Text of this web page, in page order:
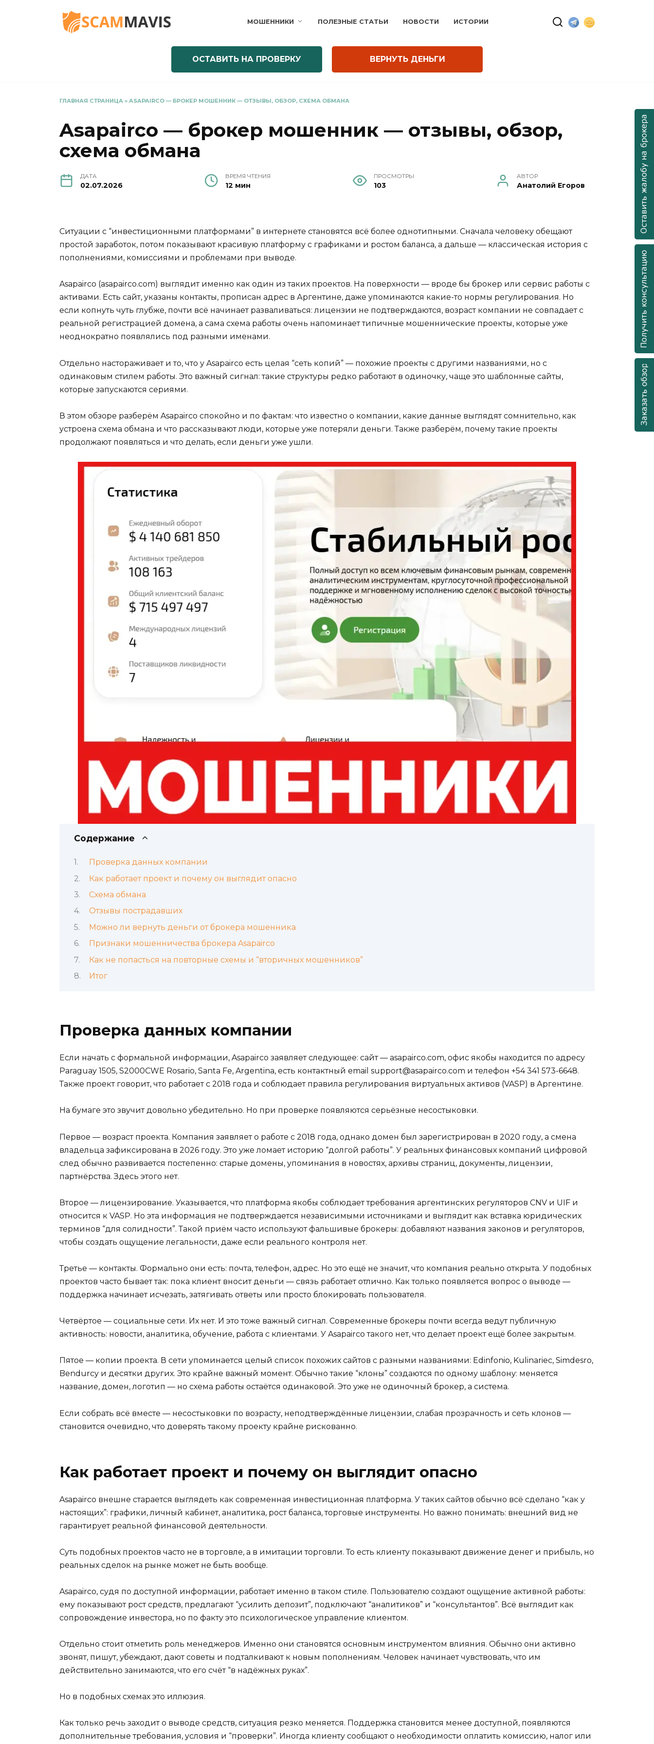
МОШЕННИКИ ПОЛЕЗНЫЕ СТАТЬИ НОВОСТИ ИСТОРИИ
ОСТАВИТЬ НА ПРОВЕРКУ ВЕРНУТЬ ДЕНЬГИ
ГЛАВНАЯ СТРАНИЦА » ASAPAIRCO — БРОКЕР МОШЕННИК — ОТЗЫВЫ, ОБЗОР, СХЕМА ОБМАНА
Asapairco — брокер мошенник — отзывы, обзор,
схема обмана
ДАТА
02.07.2026
ВРЕМЯ ЧТЕНИЯ
12 мин
ПРОСМОТРЫ
103
АВТОР
Анатолий Егоров
Ситуации с “инвестиционными платформами” в интернете становятся всё более однотипными. Сначала человеку обещают
простой заработок, потом показывают красивую платформу с графиками и ростом баланса, а дальше — классическая история с
пополнениями, комиссиями и проблемами при выводе.
Asapairco (asapairco.com) выглядит именно как один из таких проектов. На поверхности — вроде бы брокер или сервис работы с
активами. Есть сайт, указаны контакты, прописан адрес в Аргентине, даже упоминаются какие-то нормы регулирования. Но
если копнуть чуть глубже, почти всё начинает разваливаться: лицензии не подтверждаются, возраст компании не совпадает с
реальной регистрацией домена, а сама схема работы очень напоминает типичные мошеннические проекты, которые уже
неоднократно появлялись под разными именами.
Отдельно настораживает и то, что у Asapairco есть целая “сеть копий” — похожие проекты с другими названиями, но с
одинаковым стилем работы. Это важный сигнал: такие структуры редко работают в одиночку, чаще это шаблонные сайты,
которые запускаются сериями.
В этом обзоре разберём Asapairco спокойно и по фактам: что известно о компании, какие данные выглядят сомнительно, как
устроена схема обмана и что рассказывают люди, которые уже потеряли деньги. Также разберём, почему такие проекты
продолжают появляться и что делать, если деньги уже ушли.
Содержание
Проверка данных компании
Как работает проект и почему он выглядит опасно
Схема обмана
Отзывы пострадавших
Можно ли вернуть деньги от брокера мошенника
Признаки мошенничества брокера Asapairco
Как не попасться на повторные схемы и “вторичных мошенников”
Итог
Проверка данных компании
Если начать с формальной информации, Asapairco заявляет следующее: сайт — asapairco.com, офис якобы находится по адресу
Paraguay 1505, S2000CWE Rosario, Santa Fe, Argentina, есть контактный email support@asapairco.com и телефон +54 341 573-6648.
Также проект говорит, что работает с 2018 года и соблюдает правила регулирования виртуальных активов (VASP) в Аргентине.
На бумаге это звучит довольно убедительно. Но при проверке появляются серьёзные несостыковки.
Первое — возраст проекта. Компания заявляет о работе с 2018 года, однако домен был зарегистрирован в 2020 году, а смена
владельца зафиксирована в 2026 году. Это уже ломает историю “долгой работы”. У реальных финансовых компаний цифровой
след обычно развивается постепенно: старые домены, упоминания в новостях, архивы страниц, документы, лицензии,
партнёрства. Здесь этого нет.
Второе — лицензирование. Указывается, что платформа якобы соблюдает требования аргентинских регуляторов CNV и UIF и
относится к VASP. Но эта информация не подтверждается независимыми источниками и выглядит как вставка юридических
терминов “для солидности”. Такой приём часто используют фальшивые брокеры: добавляют названия законов и регуляторов,
чтобы создать ощущение легальности, даже если реального контроля нет.
Третье — контакты. Формально они есть: почта, телефон, адрес. Но это ещё не значит, что компания реально открыта. У подобных
проектов часто бывает так: пока клиент вносит деньги — связь работает отлично. Как только появляется вопрос о выводе —
поддержка начинает исчезать, затягивать ответы или просто блокировать пользователя.
Четвёртое — социальные сети. Их нет. И это тоже важный сигнал. Современные брокеры почти всегда ведут публичную
активность: новости, аналитика, обучение, работа с клиентами. У Asapairco такого нет, что делает проект ещё более закрытым.
Пятое — копии проекта. В сети упоминается целый список похожих сайтов с разными названиями: Edinfonio, Kulinariec, Simdesro,
Bendurcy и десятки других. Это крайне важный момент. Обычно такие “клоны” создаются по одному шаблону: меняется
название, домен, логотип — но схема работы остаётся одинаковой. Это уже не одиночный брокер, а система.
Если собрать всё вместе — несостыковки по возрасту, неподтверждённые лицензии, слабая прозрачность и сеть клонов —
становится очевидно, что доверять такому проекту крайне рискованно.
Как работает проект и почему он выглядит опасно
Asapairco внешне старается выглядеть как современная инвестиционная платформа. У таких сайтов обычно всё сделано “как у
настоящих”: графики, личный кабинет, аналитика, рост баланса, торговые инструменты. Но важно понимать: внешний вид не
гарантирует реальной финансовой деятельности.
Суть подобных проектов часто не в торговле, а в имитации торговли. То есть клиенту показывают движение денег и прибыль, но
реальных сделок на рынке может не быть вообще.
Asapairco, судя по доступной информации, работает именно в таком стиле. Пользователю создают ощущение активной работы:
ему показывают рост средств, предлагают “усилить депозит”, подключают “аналитиков” и “консультантов”. Всё выглядит как
сопровождение инвестора, но по факту это психологическое управление клиентом.
Отдельно стоит отметить роль менеджеров. Именно они становятся основным инструментом влияния. Обычно они активно
звонят, пишут, убеждают, дают советы и подталкивают к новым пополнениям. Человек начинает чувствовать, что им
действительно занимаются, что его счёт “в надёжных руках”.
Но в подобных схемах это иллюзия.
Как только речь заходит о выводе средств, ситуация резко меняется. Поддержка становится менее доступной, появляются
дополнительные требования, условия и “проверки”. Иногда клиенту сообщают о необходимости оплатить комиссию, налог или